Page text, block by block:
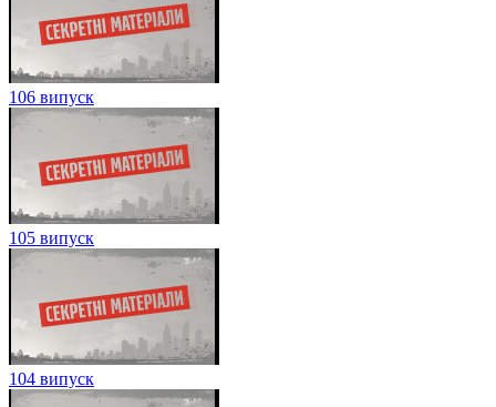
106 випуск
105 випуск
104 випуск